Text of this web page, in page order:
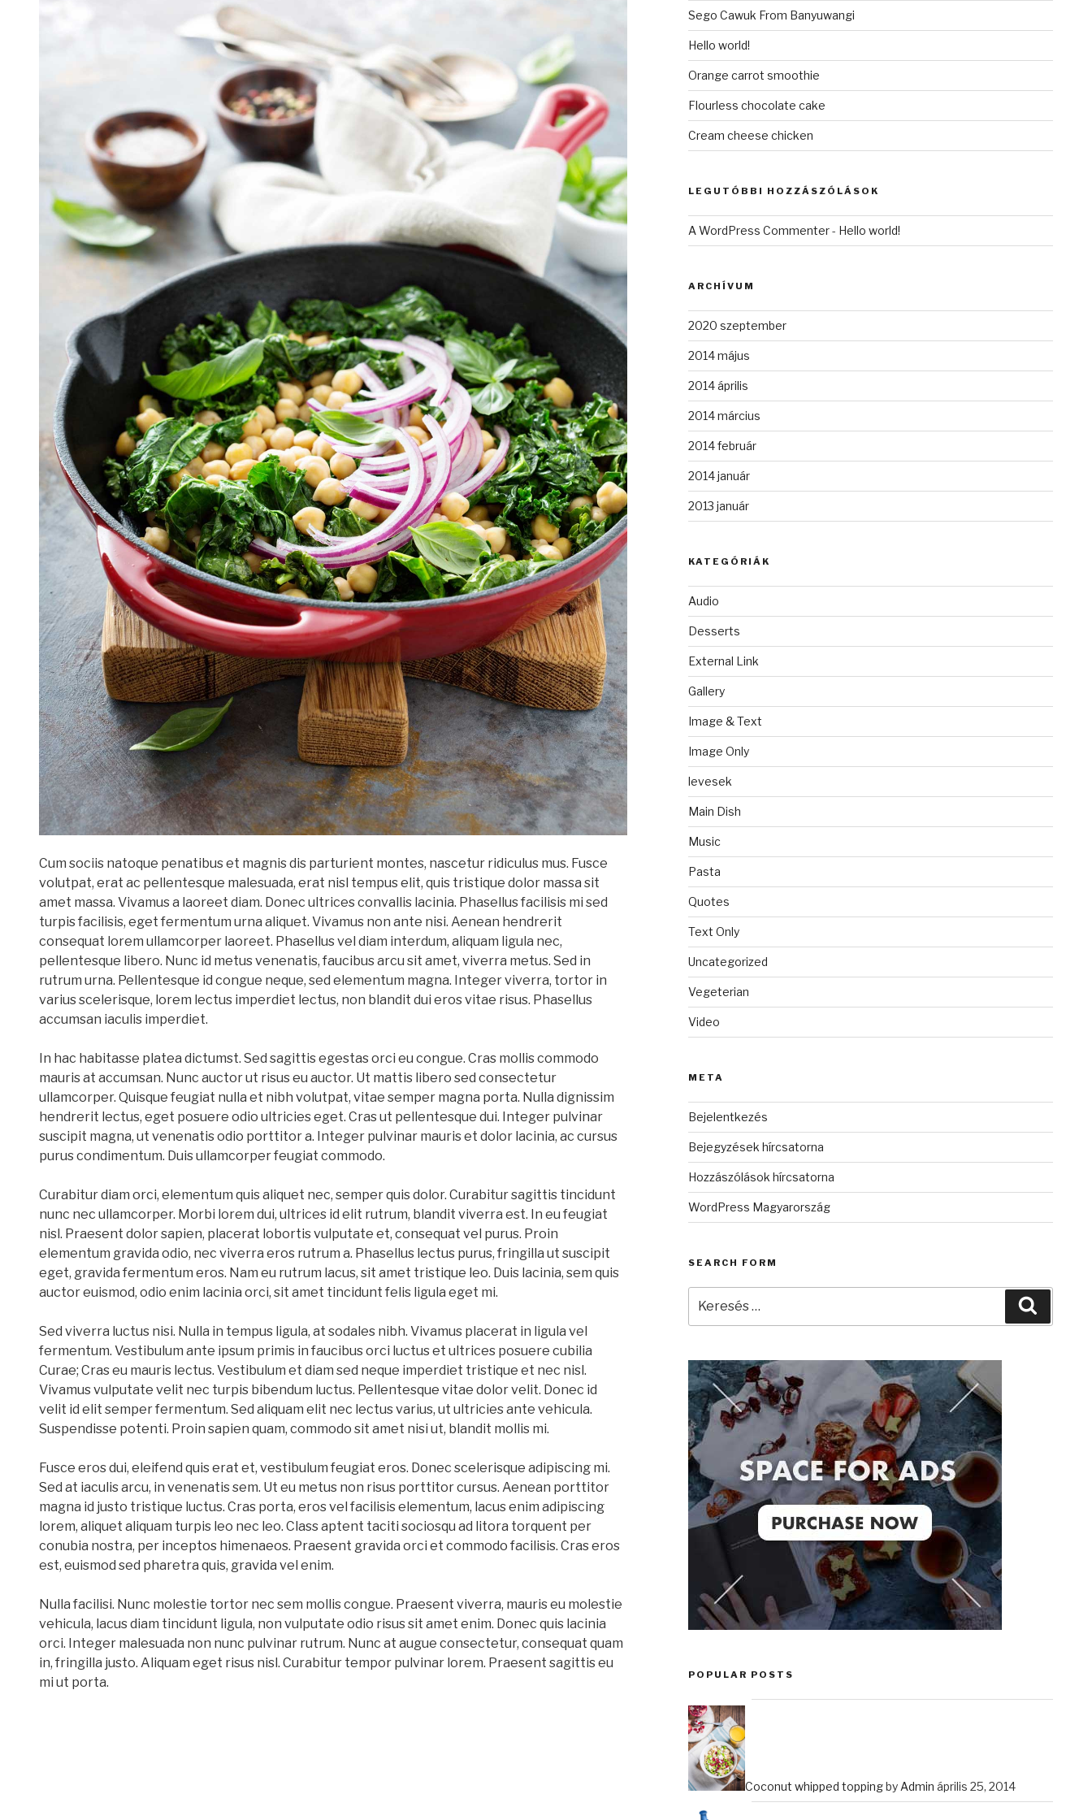
Cum sociis natoque penatibus et magnis dis parturient montes, nascetur ridiculus mus. Fusce
volutpat, erat ac pellentesque malesuada, erat nisl tempus elit, quis tristique dolor massa sit
amet massa. Vivamus a laoreet diam. Donec ultrices convallis lacinia. Phasellus facilisis mi sed
turpis facilisis, eget fermentum urna aliquet. Vivamus non ante nisi. Aenean hendrerit
consequat lorem ullamcorper laoreet. Phasellus vel diam interdum, aliquam ligula nec,
pellentesque libero. Nunc id metus venenatis, faucibus arcu sit amet, viverra metus. Sed in
rutrum urna. Pellentesque id congue neque, sed elementum magna. Integer viverra, tortor in
varius scelerisque, lorem lectus imperdiet lectus, non blandit dui eros vitae risus. Phasellus
accumsan iaculis imperdiet.
In hac habitasse platea dictumst. Sed sagittis egestas orci eu congue. Cras mollis commodo
mauris at accumsan. Nunc auctor ut risus eu auctor. Ut mattis libero sed consectetur
ullamcorper. Quisque feugiat nulla et nibh volutpat, vitae semper magna porta. Nulla dignissim
hendrerit lectus, eget posuere odio ultricies eget. Cras ut pellentesque dui. Integer pulvinar
suscipit magna, ut venenatis odio porttitor a. Integer pulvinar mauris et dolor lacinia, ac cursus
purus condimentum. Duis ullamcorper feugiat commodo.
Curabitur diam orci, elementum quis aliquet nec, semper quis dolor. Curabitur sagittis tincidunt
nunc nec ullamcorper. Morbi lorem dui, ultrices id elit rutrum, blandit viverra est. In eu feugiat
nisl. Praesent dolor sapien, placerat lobortis vulputate et, consequat vel purus. Proin
elementum gravida odio, nec viverra eros rutrum a. Phasellus lectus purus, fringilla ut suscipit
eget, gravida fermentum eros. Nam eu rutrum lacus, sit amet tristique leo. Duis lacinia, sem quis
auctor euismod, odio enim lacinia orci, sit amet tincidunt felis ligula eget mi.
Sed viverra luctus nisi. Nulla in tempus ligula, at sodales nibh. Vivamus placerat in ligula vel
fermentum. Vestibulum ante ipsum primis in faucibus orci luctus et ultrices posuere cubilia
Curae; Cras eu mauris lectus. Vestibulum et diam sed neque imperdiet tristique et nec nisl.
Vivamus vulputate velit nec turpis bibendum luctus. Pellentesque vitae dolor velit. Donec id
velit id elit semper fermentum. Sed aliquam elit nec lectus varius, ut ultricies ante vehicula.
Suspendisse potenti. Proin sapien quam, commodo sit amet nisi ut, blandit mollis mi.
Fusce eros dui, eleifend quis erat et, vestibulum feugiat eros. Donec scelerisque adipiscing mi.
Sed at iaculis arcu, in venenatis sem. Ut eu metus non risus porttitor cursus. Aenean porttitor
magna id justo tristique luctus. Cras porta, eros vel facilisis elementum, lacus enim adipiscing
lorem, aliquet aliquam turpis leo nec leo. Class aptent taciti sociosqu ad litora torquent per
conubia nostra, per inceptos himenaeos. Praesent gravida orci et commodo facilisis. Cras eros
est, euismod sed pharetra quis, gravida vel enim.
Nulla facilisi. Nunc molestie tortor nec sem mollis congue. Praesent viverra, mauris eu molestie
vehicula, lacus diam tincidunt ligula, non vulputate odio risus sit amet enim. Donec quis lacinia
orci. Integer malesuada non nunc pulvinar rutrum. Nunc at augue consectetur, consequat quam
in, fringilla justo. Aliquam eget risus nisl. Curabitur tempor pulvinar lorem. Praesent sagittis eu
mi ut porta.
Sego Cawuk From Banyuwangi
Hello world!
Orange carrot smoothie
Flourless chocolate cake
Cream cheese chicken
LEGUTÓBBI HOZZÁSZÓLÁSOK
A WordPress Commenter- Hello world!
ARCHÍVUM
2020 szeptember
2014 május
2014 április
2014 március
2014 február
2014 január
2013 január
KATEGÓRIÁK
Audio
Desserts
External Link
Gallery
Image & Text
Image Only
levesek
Main Dish
Music
Pasta
Quotes
Text Only
Uncategorized
Vegeterian
Video
META
Bejelentkezés
Bejegyzések hírcsatorna
Hozzászólások hírcsatorna
WordPress Magyarország
SEARCH FORM
POPULAR POSTS
Coconut whipped toppingby Admin április 25, 2014